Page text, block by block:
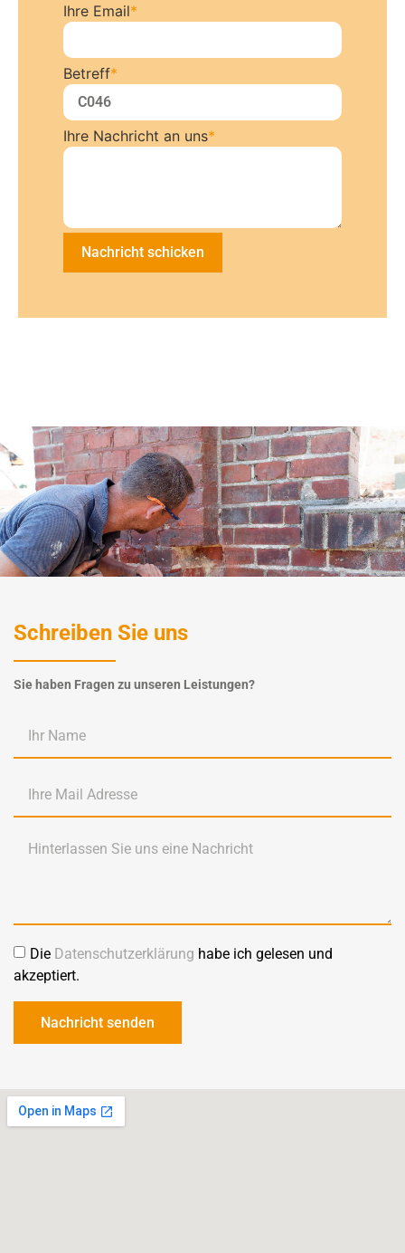
Ihre Email*
Betreff*
Ihre Nachricht an uns*
Nachricht schicken
Schreiben Sie uns
Sie haben Fragen zu unseren Leistungen?
Die Datenschutzerklärung habe ich gelesen und
akzeptiert.
Nachricht senden